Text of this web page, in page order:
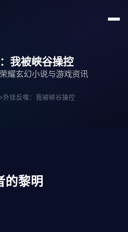
我被峡谷操控
耀玄幻小说与游戏资讯
>外挂反噬：我被峡谷操控
的黎明